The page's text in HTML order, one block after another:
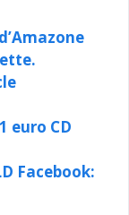
euro CD
Facebook: